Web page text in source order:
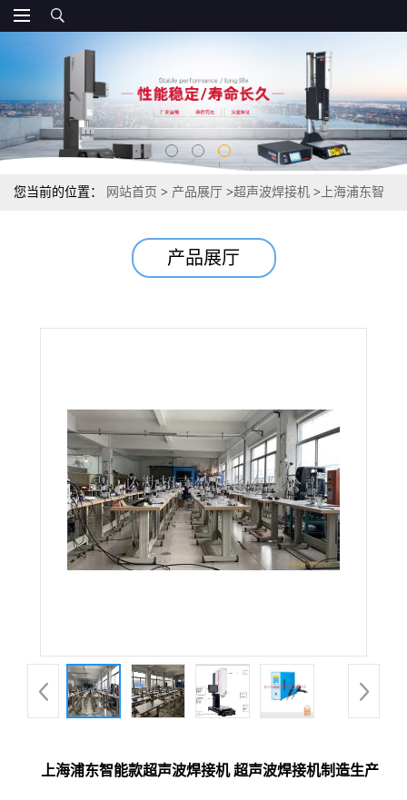
您当前的位置： 网站首页 > 产品展厅 >超声波焊接机 > 上海浦东智
产品展厅
上海浦东智能款超声波焊接机 超声波焊接机制造生产